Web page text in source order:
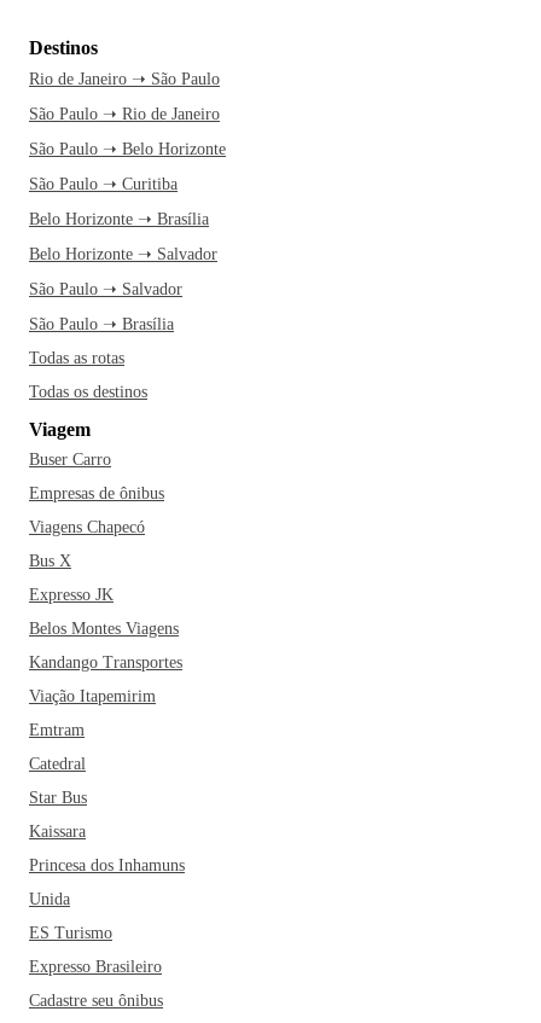
Destinos
Rio de Janeiro ➝ São Paulo
São Paulo ➝ Rio de Janeiro
São Paulo ➝ Belo Horizonte
São Paulo ➝ Curitiba
Belo Horizonte ➝ Brasília
Belo Horizonte ➝ Salvador
São Paulo ➝ Salvador
São Paulo ➝ Brasília
Todas as rotas
Todas os destinos
Viagem
Buser Carro
Empresas de ônibus
Viagens Chapecó
Bus X
Expresso JK
Belos Montes Viagens
Kandango Transportes
Viação Itapemirim
Emtram
Catedral
Star Bus
Kaissara
Princesa dos Inhamuns
Unida
ES Turismo
Expresso Brasileiro
Cadastre seu ônibus